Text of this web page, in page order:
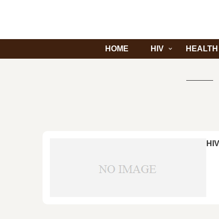
HOME HIV HEALTH